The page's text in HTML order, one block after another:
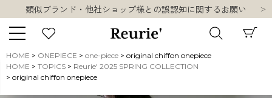
類似ブランド・他社ショップ様との誤認知に関するお願い
熊本県熊本地方を震源とする地震の影響について
お盆期間中の営業・配送に関して
類似ブランド・他社ショップ様との誤認知に関するお願い
10,000円以上ご購入で送料無料
キーワード
HOME ONEPIECE one-piece
original chiffon onepiece
HOME
TOPICS
Reurie' 2025 SPRING COLLECTION
original chiffon onepiece